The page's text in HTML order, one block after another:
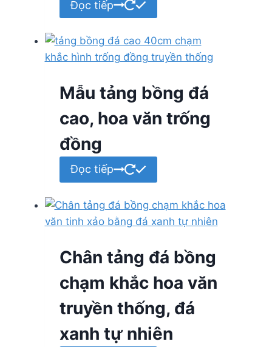
Đọc tiếp
Mẫu tảng bồng đá
cao, hoa văn trống
đồng
Đọc tiếp
Chân tảng đá bồng
chạm khắc hoa văn
truyền thống, đá
xanh tự nhiên